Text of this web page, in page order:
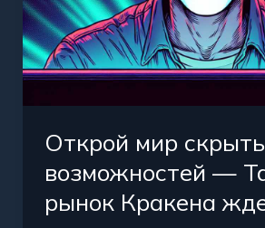
Открой мир
возможностей —
рынок Кракена